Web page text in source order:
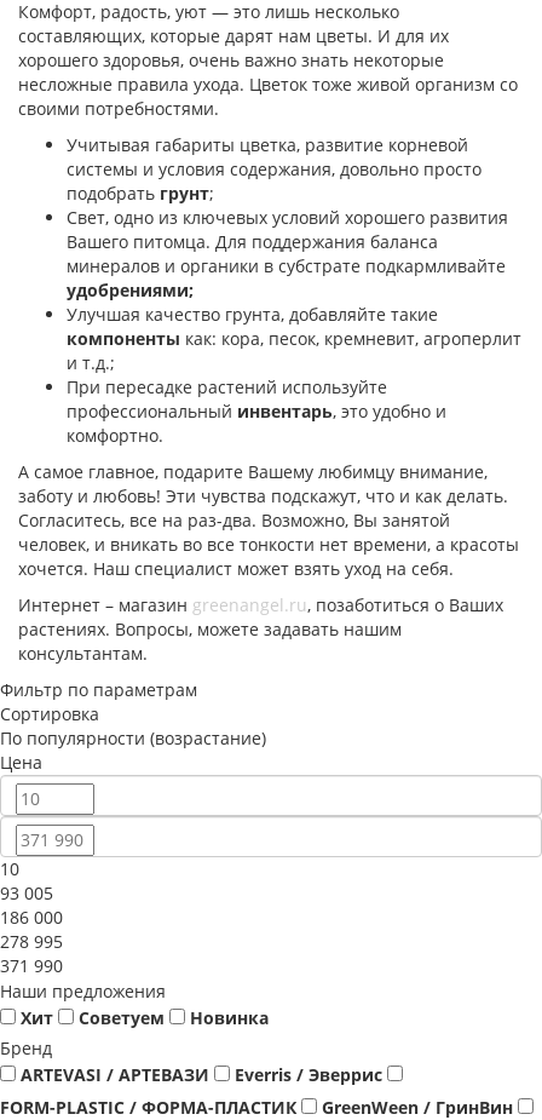
Комфорт, радость, уют — это лишь несколько
составляющих, которые дарят нам цветы. И для их
хорошего здоровья, очень важно знать некоторые
несложные правила ухода. Цветок тоже живой организм со
своими потребностями.
Учитывая габариты цветка, развитие корневой
системы и условия содержания, довольно просто
подобрать грунт;
Свет, одно из ключевых условий хорошего развития
Вашего питомца. Для поддержания баланса
минералов и органики в субстрате подкармливайте
удобрениями;
Улучшая качество грунта, добавляйте такие
компоненты как: кора, песок, кремневит, агроперлит
и т.д.;
При пересадке растений используйте
профессиональный инвентарь, это удобно и
комфортно.
А самое главное, подарите Вашему любимцу внимание,
заботу и любовь! Эти чувства подскажут, что и как делать.
Согласитесь, все на раз-два. Возможно, Вы занятой
человек, и вникать во все тонкости нет времени, а красоты
хочется. Наш специалист может взять уход на себя.
Интернет – магазин greenangel.ru, позаботиться о Ваших
растениях. Вопросы, можете задавать нашим
консультантам.
Фильтр по параметрам
Сортировка
По популярности (возрастание)
Цена
10
93 005
186 000
278 995
371 990
Наши предложения
Хит
Советуем
Новинка
Бренд
ARTEVASI / АРТЕВАЗИ
Everris / Эверрис
FORM-PLASTIC / ФОРМА-ПЛАСТИК
GreenWeen / ГринВин